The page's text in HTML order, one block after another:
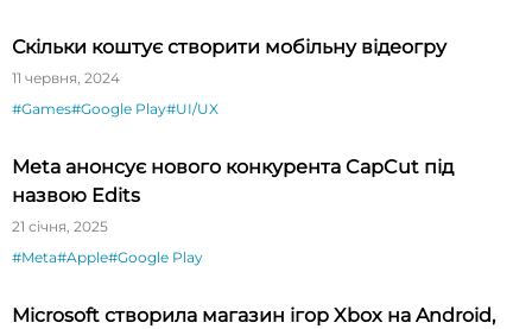
Скільки коштує створити мобільну відеогру
11 червня, 2024
#Games#Google Play#UI/UX
Meta анонсує нового конкурента CapCut під
назвою Edits
21 січня, 2025
#Meta#Apple#Google Play
Microsoft створила магазин ігор Xbox на Android,